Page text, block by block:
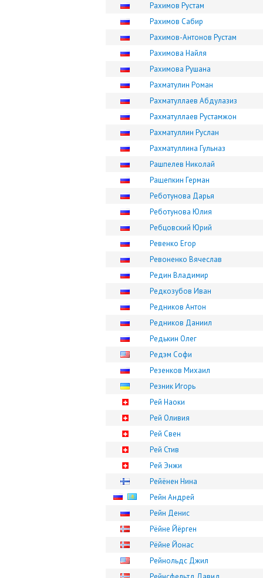
Рахимов Рустам
Рахимов Сабир
Рахимов-Антонов Рустам
Рахимова Найля
Рахимова Рушана
Рахматулин Роман
Рахматуллаев Абдулазиз
Рахматуллаев Рустамжон
Рахматуллин Руслан
Рахматуллина Гульназ
Рашпелев Николай
Ращепкин Герман
Реботунова Дарья
Реботунова Юлия
Ребцовский Юрий
Ревенко Егор
Ревоненко Вячеслав
Редин Владимир
Редкозубов Иван
Редников Антон
Редников Даниил
Редькин Олег
Редэм Софи
Резенков Михаил
Резник Игорь
Рей Наоки
Рей Оливия
Рей Свен
Рей Стив
Рей Энжи
Рейёнен Нина
Рейн Андрей
Рейн Денис
Рёйне Йёрген
Рёйне Йонас
Рейнольдс Джил